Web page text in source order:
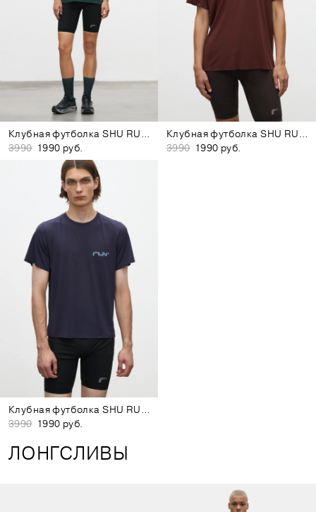
Клубная футболка SHU RUNNING CLUB Екатеринбург
3990 1990 руб.
Клубная футболка SHU RUNNING CLUB Москва
3990 1990 руб.
Клубная футболка SHU RUNNING CLUB Санкт-Петербург
3990 1990 руб.
ЛОНГСЛИВЫ